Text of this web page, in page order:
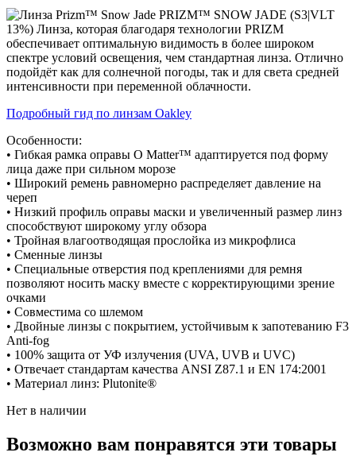
PRIZM™ SNOW JADE (S3|VLT
13%) Линза, которая благодаря технологии PRIZM
обеспечивает оптимальную видимость в более широком
спектре условий освещения, чем стандартная линза. Отлично
подойдёт как для солнечной погоды, так и для света средней
интенсивности при переменной облачности.
Подробный гид по линзам Oakley
Особенности:
• Гибкая рамка оправы O Matter™ адаптируется под форму
лица даже при сильном морозе
• Широкий ремень равномерно распределяет давление на
череп
• Низкий профиль оправы маски и увеличенный размер линз
способствуют широкому углу обзора
• Тройная влагоотводящая прослойка из микрофлиса
• Сменные линзы
• Специальные отверстия под креплениями для ремня
позволяют носить маску вместе с корректирующими зрение
очками
• Совместима со шлемом
• Двойные линзы с покрытием, устойчивым к запотеванию F3
Anti-fog
• 100% защита от УФ излучения (UVA, UVB и UVC)
• Отвечает стандартам качества ANSI Z87.1 и EN 174:2001
• Материал линз: Plutonite®
Нет в наличии
Возможно вам понравятся эти товары